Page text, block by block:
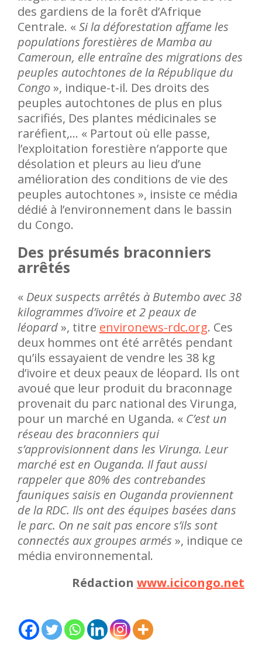
des gardiens de la forêt d’Afrique
Centrale. «Si la déforestation affame les
populations forestières de Mamba au
Cameroun, elle entraîne des migrations des
peuples autochtones de la République du
Congo», indique-t-il. Des droits des
peuples autochtones de plus en plus
sacrifiés, Des plantes médicinales se
raréfient,… « Partout où elle passe,
l’exploitation forestière n’apporte que
désolation et pleurs au lieu d’une
amélioration des conditions de vie des
peuples autochtones », insiste ce média
dédié à l’environnement dans le bassin
du Congo.
Des présumés braconniers
arrêtés
« Deux suspects arrêtés à Butembo avec 38
kilogrammes d’ivoire et 2 peaux de
léopard», titre environews-rdc.org. Ces
deux hommes ont été arrêtés pendant
qu’ils essayaient de vendre les 38 kg
d’ivoire et deux peaux de léopard. Ils ont
avoué que leur produit du braconnage
provenait du parc national des Virunga,
pour un marché en Uganda. « C’est un
réseau des braconniers qui
s’approvisionnent dans les Virunga. Leur
marché est en Ouganda. Il faut aussi
rappeler que 80% des contrebandes
fauniques saisis en Ouganda proviennent
de la RDC. Ils ont des équipes basées dans
le parc. On ne sait pas encore s’ils sont
connectés aux groupes armés », indique ce
média environnemental.
Rédaction www.icicongo.net